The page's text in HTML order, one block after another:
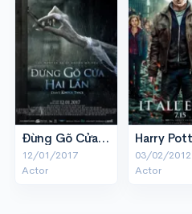
Đừng Gõ Cửa 2 Lần
12/01/2017
Actor
03/02/2012
Actor